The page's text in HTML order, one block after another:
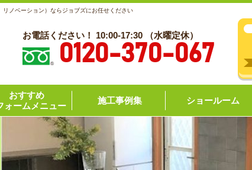
ノベーション）ならジョブズにお任せください
お電話ください！ 10:00-17:30 （水曜定休）
0120-370-067
おすすめ
ォームメニュー
施工事例集 ショールーム